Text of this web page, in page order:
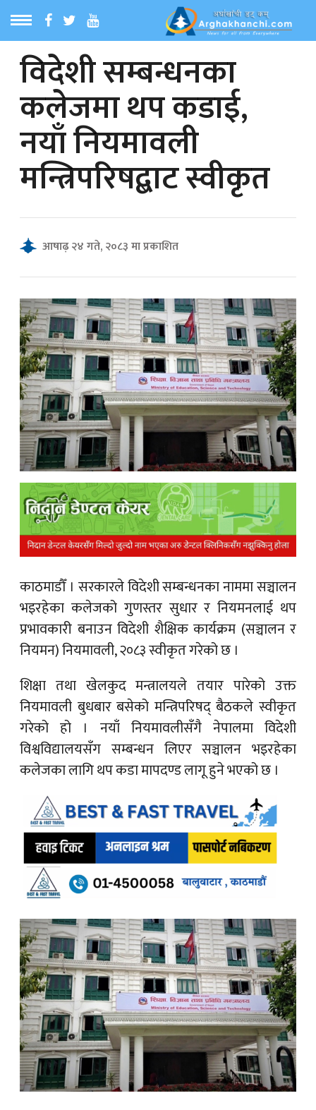
MENU
समाचार
समाचार
News
विदेशी सम्बन्धनका
कलेजमा थप कडाई,
नयाँ नियमावली
मन्त्रिपरिषद्बाट स्वीकृत
आषाढ़ २४ गते, २०८३ मा प्रकाशित
काठमाडौँ । सरकारले विदेशी सम्बन्धनका नाममा सञ्चालन
भइरहेका कलेजको गुणस्तर सुधार र नियमनलाई थप
प्रभावकारी बनाउन विदेशी शैक्षिक कार्यक्रम (सञ्चालन र
नियमन) नियमावली, २०८३ स्वीकृत गरेको छ ।
शिक्षा तथा खेलकुद मन्त्रालयले तयार पारेको उक्त
नियमावली बुधबार बसेको मन्त्रिपरिषद् बैठकले स्वीकृत
गरेको हो । नयाँ नियमावलीसँगै नेपालमा विदेशी
विश्वविद्यालयसँग सम्बन्धन लिएर सञ्चालन भइरहेका
कलेजका लागि थप कडा मापदण्ड लागू हुने भएको छ ।